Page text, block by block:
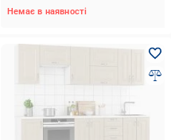
Немає в наявності